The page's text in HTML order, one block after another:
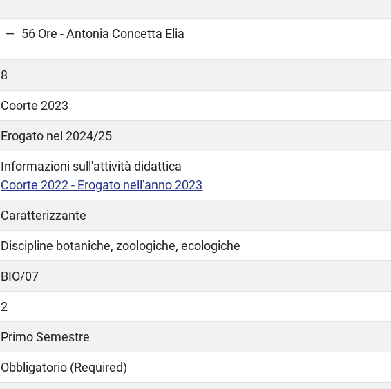
56 Ore - Antonia Concetta Elia
8
Coorte 2023
Erogato nel 2024/25
Informazioni sull'attività didattica
Coorte 2022 - Erogato nell'anno 2023
Caratterizzante
Discipline botaniche, zoologiche, ecologiche
BIO/07
2
Primo Semestre
Obbligatorio (Required)